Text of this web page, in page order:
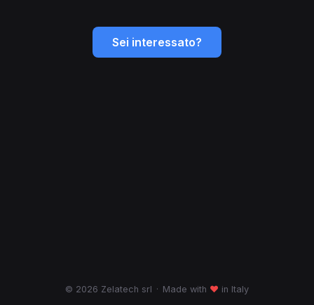
Sei interessato?
© 2026 Zelatech srl · Made with ♥ in Italy